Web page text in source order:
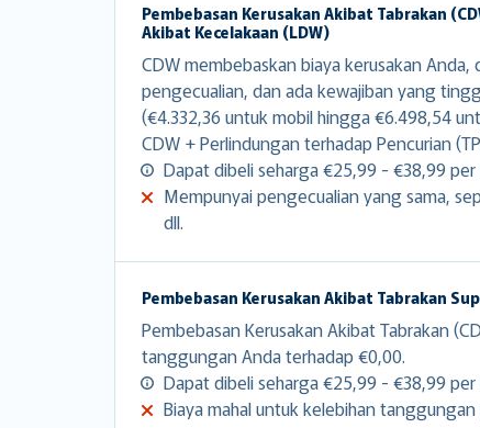
Pembebasan Kerusakan Akibat Tabrakan
Akibat Kecelakaan (LDW)
CDW membebaskan biaya kerusakan
pengecualian, dan ada kewajiban yang
(€4.332,36 untuk mobil hingga €6.498,54
CDW + Perlindungan terhadap Pencurian
Dapat dibeli seharga €25,99 - €38,99 per
Mempunyai pengecualian yang sama,
dll.
Pembebasan Kerusakan Akibat Tabrakan
Pembebasan Kerusakan Akibat Tabrakan
tanggungan Anda terhadap €0,00.
Dapat dibeli seharga €25,99 - €38,99 per
Biaya mahal untuk kelebihan